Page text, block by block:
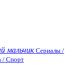
мальчик Сериалы /
/ Спорт